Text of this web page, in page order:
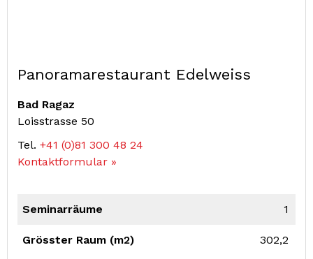
Panoramarestaurant Edelweiss
Bad Ragaz
Loisstrasse 50
Tel. +41 (0)81 300 48 24
Kontaktformular »
Seminarräume 1
Grösster Raum (m2) 302,2